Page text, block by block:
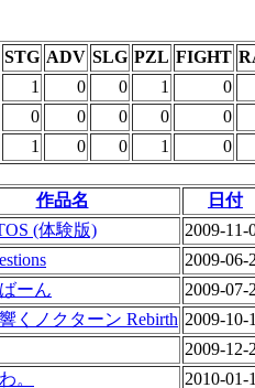
STG ADV SLG PZL FIGHT
1 0 0 1
0
0 0 0 0
0
1 0 0 1 0
作品名
日付
(体験版)
2009-11-
2009-06-
ーん
2009-07-
くノクターン Rebirth 2009-10-
2009-12-
。
2010-01-